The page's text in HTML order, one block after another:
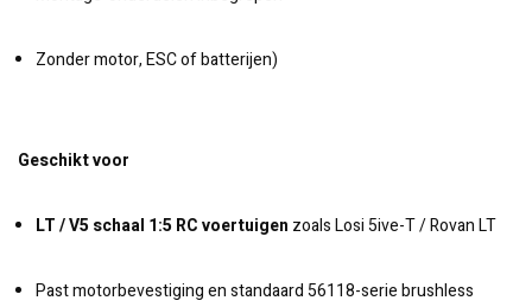
Zonder motor, ESC of batterijen)
Geschikt voor
LT / V5 schaal 1:5 RC voertuigen zoals Losi 5ive-T / Rovan LT
Past motorbevestiging en standaard 56118-serie brushless